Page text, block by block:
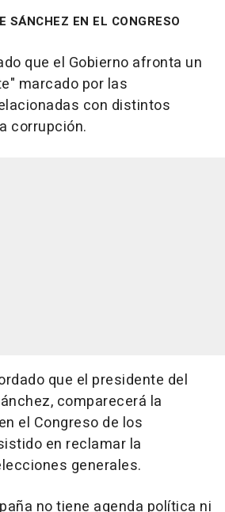
SÁNCHEZ EN EL CONGRESO
que el Gobierno afronta un
marcado por las
con distintos
corrupción.
que el presidente del
comparecerá la
el Congreso de los
en reclamar la
generales.
no tiene agenda política ni